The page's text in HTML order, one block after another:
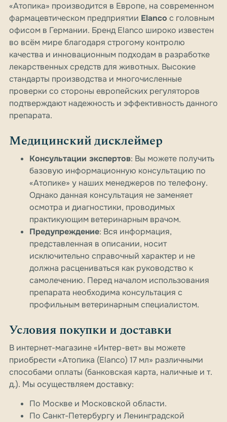
«Атопика» производится в Европе, на современном
фармацевтическом предприятии Elanco с головным
офисом в Германии. Бренд Elanco широко известен
во всём мире благодаря строгому контролю
качества и инновационным подходам в разработке
лекарственных средств для животных. Высокие
стандарты производства и многочисленные
проверки со стороны европейских регуляторов
подтверждают надежность и эффективность данного
препарата.
Медицинский дисклеймер
Консультации экспертов: Вы можете получить
базовую информационную консультацию по
«Атопике» у наших менеджеров по телефону.
Однако данная консультация не заменяет
осмотра и диагностики, проводимых
практикующим ветеринарным врачом.
Предупреждение: Вся информация,
представленная в описании, носит
исключительно справочный характер и не
должна расцениваться как руководство к
самолечению. Перед началом использования
препарата необходима консультация с
профильным ветеринарным специалистом.
Условия покупки и доставки
В интернет-магазине «Интер-вет» вы можете
приобрести «Атопика (Elanco) 17 мл» различными
способами оплаты (банковская карта, наличные и т.
д.). Мы осуществляем доставку:
По Москве и Московской области.
По Санкт-Петербургу и Ленинградской